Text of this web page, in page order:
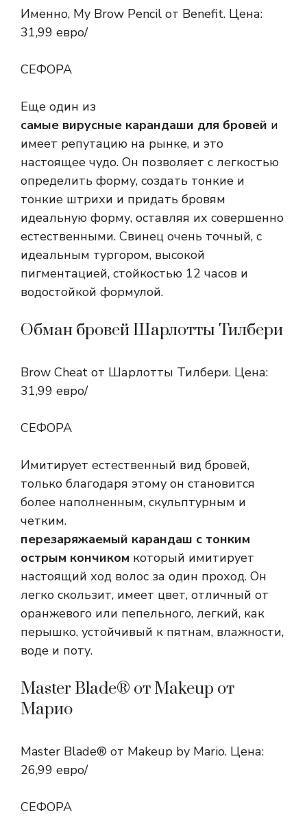
Именно, My Brow Pencil от Benefit. Цена:
31,99 евро/
СЕФОРА
Еще один из
самые вирусные карандаши для бровей и
имеет репутацию на рынке, и это
настоящее чудо. Он позволяет с легкостью
определить форму, создать тонкие и
тонкие штрихи и придать бровям
идеальную форму, оставляя их совершенно
естественными. Свинец очень точный, с
идеальным тургором, высокой
пигментацией, стойкостью 12 часов и
водостойкой формулой.
Обман бровей Шарлотты Тилбери
Brow Cheat от Шарлотты Тилбери. Цена:
31,99 евро/
СЕФОРА
Имитирует естественный вид бровей,
только благодаря этому он становится
более наполненным, скульптурным и
четким.
перезаряжаемый карандаш с тонким
острым кончиком который имитирует
настоящий ход волос за один проход. Он
легко скользит, имеет цвет, отличный от
оранжевого или пепельного, легкий, как
перышко, устойчивый к пятнам, влажности,
воде и поту.
Master Blade® от Makeup от
Марио
Master Blade® от Makeup by Mario. Цена:
26,99 евро/
СЕФОРА